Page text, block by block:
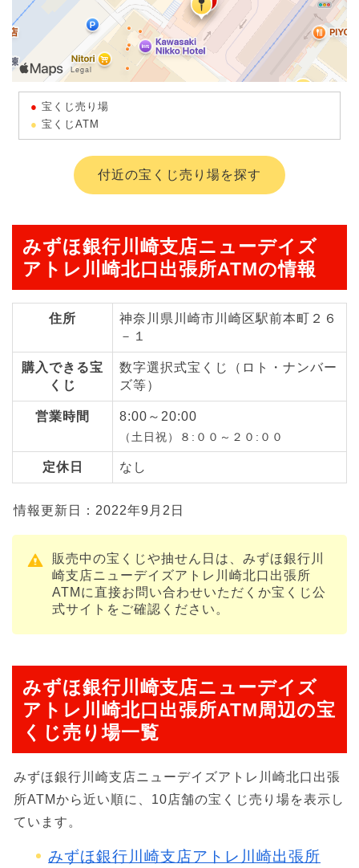
宝くじ売り場
宝くじATM
付近の宝くじ売り場を探す
みずほ銀行川崎支店ニューデイズ
アトレ川崎北口出張所ATMの情報
住所
神奈川県川崎市川崎区駅前本町２６
－１
購入できる宝
くじ
数字選択式宝くじ（ロト・ナンバー
ズ等）
営業時間 8:00～20:00
（土日祝）８:００～２０:００
定休日 なし
情報更新日：2022年9月2日
販売中の宝くじや抽せん日は、みずほ銀行川
崎支店ニューデイズアトレ川崎北口出張所
ATMに直接お問い合わせいただくか宝くじ公
式サイトをご確認ください。
みずほ銀行川崎支店ニューデイズ
アトレ川崎北口出張所ATM周辺の宝
くじ売り場一覧
みずほ銀行川崎支店ニューデイズアトレ川崎北口出張
所ATMから近い順に、10店舗の宝くじ売り場を表示し
ています。
みずほ銀行川崎支店アトレ川崎出張所